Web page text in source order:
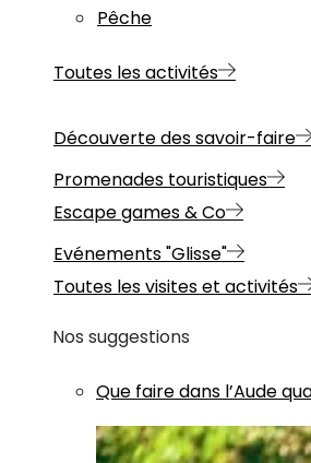
Pêche
Toutes les activités
Découverte des savoir-faire
Promenades touristiques
Escape games & Co
Evénements "Glisse"
Toutes les visites et activités
Nos suggestions
Que faire dans l’Aude